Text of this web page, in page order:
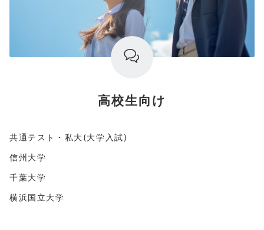
高校生向け
共通テスト・私大(大学入試)
信州大学
千葉大学
横浜国立大学